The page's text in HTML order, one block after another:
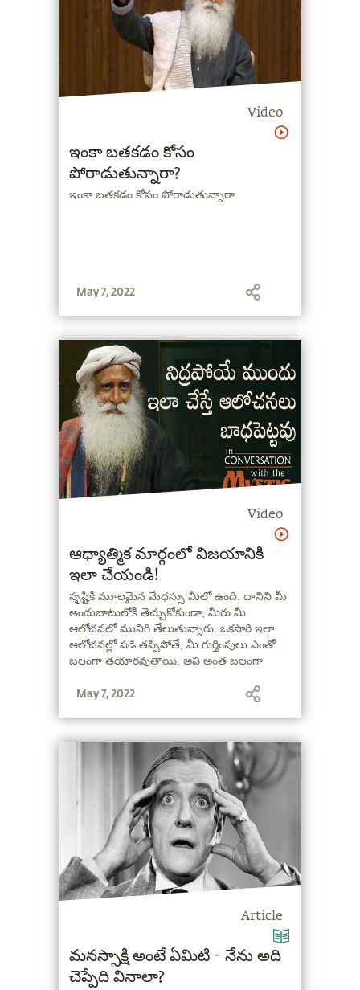
Video
ఇంకా బతకడం కోసం
పోరాడుతున్నారా?
ఇంకా బతకడం కోసం పోరాడుతున్నారా
May 7, 2022
Video
ఆధ్యాత్మిక మార్గంలో విజయానికి
ఇలా చేయండి!
సృష్టికి మూలమైన మేధస్సు మీలో ఉంది. దానిని మీ
అందుబాటులోకి తెచ్చుకోకుండా, మీరు మీ
ఆలోచనలో మునిగి తేలుతున్నారు. ఒకసారి ఇలా
ఆలోచనల్లో పడి తప్పిపోతే, మీ గుర్తింపులు ఎంతో
బలంగా తయారవుతాయి. అవి అంత బలంగా
కానీ స్పష్టత ఉండదు" అని అంటున్నారు సద్గురు.
May 7, 2022
Article
మనస్సాక్షి అంటే ఏమిటి - నేను అది
చెప్పేది వినాలా?